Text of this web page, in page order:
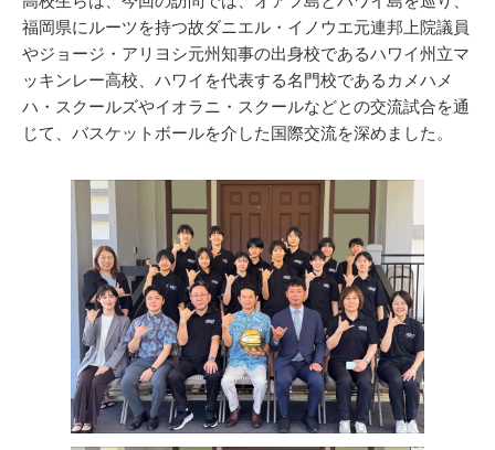
福岡県にルーツを持つ故ダニエル・イノウエ元連邦上院議員
やジョージ・アリヨシ元州知事の出身校であるハワイ州立マ
ッキンレー高校、ハワイを代表する名門校であるカメハメ
ハ・スクールズやイオラニ・スクールなどとの交流試合を通
じて、バスケットボールを介した国際交流を深めました。